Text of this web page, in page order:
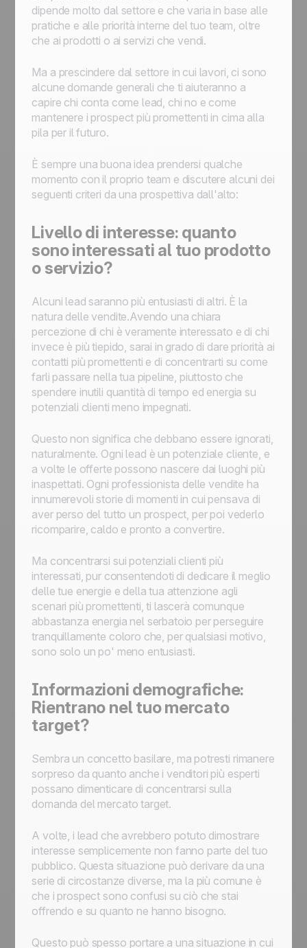
dipende molto dal settore e che varia in base alle
pratiche e alle priorità interne del tuo team, oltre
che ai prodotti o ai servizi che vendi.
Ma a prescindere dal settore in cui lavori, ci sono
alcune domande generali che ti aiuteranno a
capire chi conta come lead, chi no e come
mantenere i prospect più promettenti in cima alla
pila per il futuro.
È sempre una buona idea prendersi qualche
momento con il proprio team e discutere alcuni dei
seguenti criteri da una prospettiva dall'alto:
Livello di interesse: quanto
sono interessati al tuo prodotto
o servizio?
Alcuni lead saranno più entusiasti di altri. È la
natura delle vendite.Avendo una chiara
percezione di chi è veramente interessato e di chi
invece è più tiepido, sarai in grado di dare priorità ai
contatti più promettenti e di concentrarti su come
farli passare nella tua pipeline, piuttosto che
spendere inutili quantità di tempo ed energia su
potenziali clienti meno impegnati.
Questo non significa che debbano essere ignorati,
naturalmente. Ogni lead è un potenziale cliente, e
a volte le offerte possono nascere dai luoghi più
inaspettati. Ogni professionista delle vendite ha
innumerevoli storie di momenti in cui pensava di
aver perso del tutto un prospect, per poi vederlo
ricomparire, caldo e pronto a convertire.
Ma concentrarsi sui potenziali clienti più
interessati, pur consentendoti di dedicare il meglio
delle tue energie e della tua attenzione agli
scenari più promettenti, ti lascerà comunque
abbastanza energia nel serbatoio per perseguire
tranquillamente coloro che, per qualsiasi motivo,
sono solo un po' meno entusiasti.
Informazioni demografiche:
Rientrano nel tuo mercato
target?
Sembra un concetto basilare, ma potresti rimanere
sorpreso da quanto anche i venditori più esperti
possano dimenticare di concentrarsi sulla
domanda del mercato target.
A volte, i lead che avrebbero potuto dimostrare
interesse semplicemente non fanno parte del tuo
pubblico. Questa situazione può derivare da una
serie di circostanze diverse, ma la più comune è
che i prospect sono confusi su ciò che stai
offrendo e su quanto ne hanno bisogno.
Questo può spesso portare a una situazione in cui